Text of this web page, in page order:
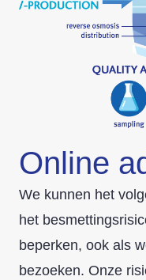
Online
We kunnen het
het
beperken, ook als
bezoeken. Onze